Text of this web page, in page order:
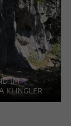
IM
KLINGLER